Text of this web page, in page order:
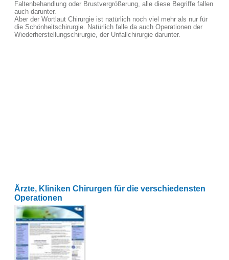
Faltenbehandlung oder Brustvergrößerung, alle diese Begriffe fallen
auch darunter.
Aber der Wortlaut Chirurgie ist natürlich noch viel mehr als nur für
die Schönheitschirurgie. Natürlich falle da auch Operationen der
Wiederherstellungschirurgie, der Unfallchirurgie darunter.
Ärzte, Kliniken Chirurgen für die verschiedensten
Operationen